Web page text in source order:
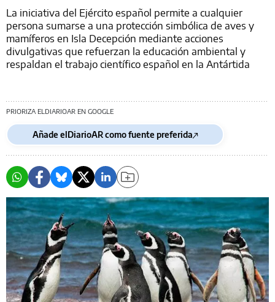
La iniciativa del Ejército español permite a cualquier
persona sumarse a una protección simbólica de aves y
mamíferos en Isla Decepción mediante acciones
divulgativas que refuerzan la educación ambiental y
respaldan el trabajo científico español en la Antártida
PRIORIZA ELDIARIOAR EN GOOGLE
Añade elDiarioAR como fuente preferida